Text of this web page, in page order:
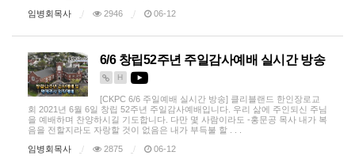
임병회목사
2946 06-12
6/6 창립52주년 주일감사예배 실시간 방송
H
[CKPC 6/6 주일예배 실시간 방송] 클리블랜드 한인장로교
회 2021년 6월 6일 창립 52주년 주일감사예배입니다. 우리 삶에 주인되신 주님
을 예배하며 찬양하시길 기도합니다. 다만 몇 사람이라도 -홍문공 목사 내가 복
음을 전할지라도 자랑할 것이 없음은 내가 부득불 할 . . .
임병회목사
2875 06-12